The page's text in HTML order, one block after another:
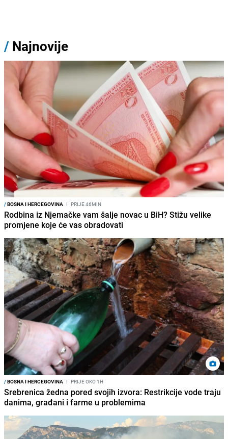
/ Najnovije
/BOSNA I HERCEGOVINA I PRIJE 46MIN
Rodbina iz Njemačke vam šalje novac u BiH? Stižu velike
promjene koje će vas obradovati
/BOSNA I HERCEGOVINA I PRIJE OKO 1H
Srebrenica žedna pored svojih izvora: Restrikcije vode traju
danima, građani i farme u problemima